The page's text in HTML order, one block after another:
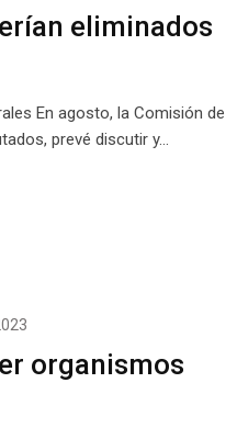
eliminados
En agosto, la Comisión de
prevé discutir y…
organismos